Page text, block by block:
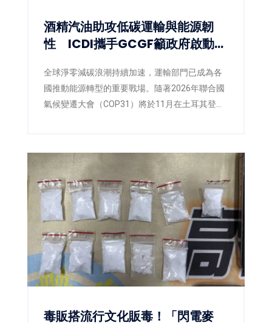
酒精汽油助攻低碳運輸與能源韌
性 ICDI攜手GCGF籲政府啟動
全球淨零減碳浪潮持續加速，運輸部門已成為各
國推動能源轉型的重要戰場。隨著2026年聯合國
氣候變遷大會（COP31）將於11月在土耳其登
對臺灣即將推動第三版國家自定貢獻
（NDC3.0），如何兼顧減碳、能源安全與供應韌
性，已成為產官學界共同關注的核心議題。
毒販搭流行文化販毒！「閃電麥